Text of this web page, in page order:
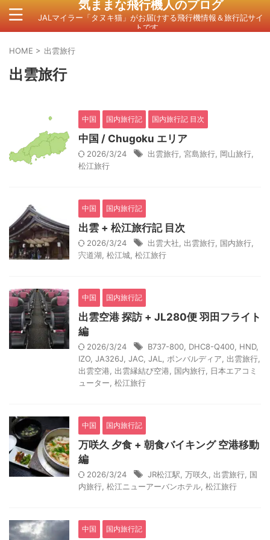
気ままな飛行機人のプログ
JALマイラー「タヌキ猫」がお届けする飛行機情報＆旅行記サイ
トです。
HOME > 出雲旅行
出雲旅行
中国 国内旅行記 国内旅行記 目次
中国 / Chugoku エリア
2026/3/24 出雲旅行 宮島旅行 岡山旅行
松江旅行
中国 国内旅行記
出雲 + 松江旅行記 目次
2026/3/24 出雲大社 出雲旅行 国内旅行
宍道湖 松江城 松江旅行
中国 国内旅行記
出雲空港 探訪 + JL280便 羽田フライト
編
2026/3/24 B737-800 DHC8-Q400 HND,
IZO JA326J JAC JAL ボンバルディア 出雲旅行
出雲空港
出雲縁結び空港 国内旅行
日本エアコミ
ューター 松江旅行
中国 国内旅行記
万咲久 夕食 + 朝食バイキング 空港移動
編
2026/3/24 JR松江駅 万咲久 出雲旅行 国
内旅行 松江ニューアーバンホテル 松江旅行
中国 国内旅行記